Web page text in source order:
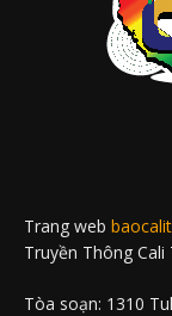
Trang web
Truyền Thông Cali
Tòa soạn: 1310